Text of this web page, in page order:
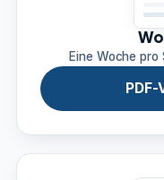
Eine Woche pro